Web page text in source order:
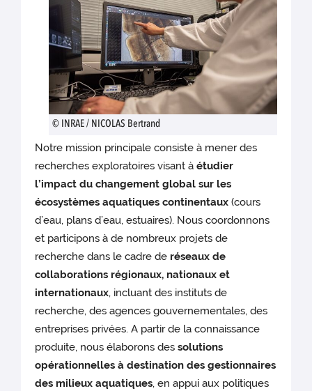
© INRAE / NICOLAS Bertrand
Notre mission principale consiste à mener des
recherches exploratoires visant àétudier
l’impact du changement global sur les
écosystèmes aquatiques continentaux (cours
d’eau, plans d’eau, estuaires). Nous coordonnons
et participons à de nombreux projets de
recherche dans le cadre de réseaux de
collaborations régionaux, nationaux et
internationaux, incluant des instituts de
recherche, des agences gouvernementales, des
entreprises privées. A partir de la connaissance
produite, nous élaborons dessolutions
opérationnelles à destination des gestionnaires
des milieux aquatiques, en appui aux politiques